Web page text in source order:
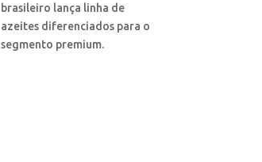
brasileiro lança linha de
azeites diferenciados para o
segmento premium.